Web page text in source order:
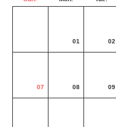
01 02
07 08 09